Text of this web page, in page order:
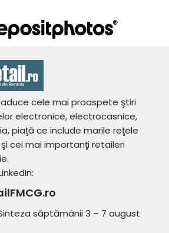
cele mai proaspete ştiri
electronice, electrocasnice,
piaţă ce include marile reţele
cei mai importanţi retaileri
săptămânii 3 – 7 august